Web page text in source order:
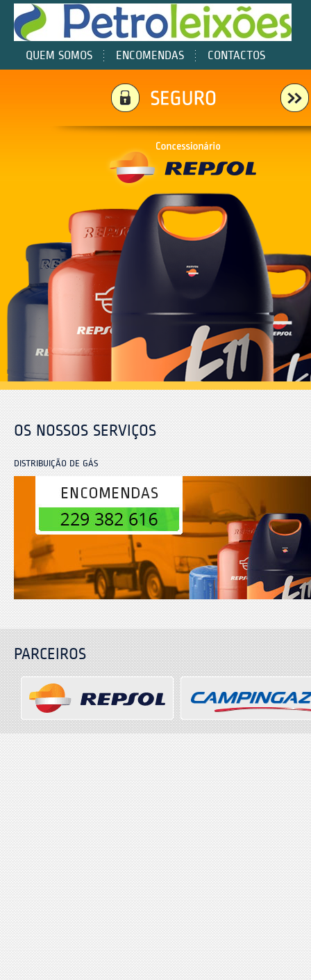
QUEM SOMOS ENCOMENDAS CONTACTOS
OS NOSSOS SERVIÇOS
DISTRIBUIÇÃO DE GÁS
PARCEIROS